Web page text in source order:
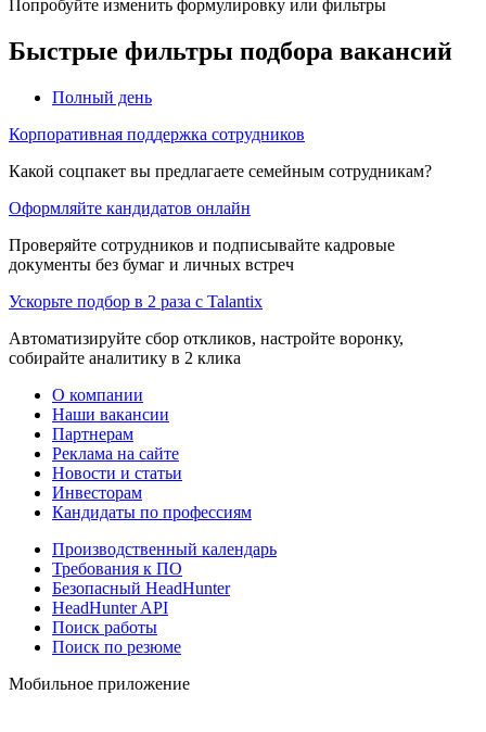
Попробуйте изменить формулировку или фильтры
Быстрые фильтры подбора вакансий
Полный день
Корпоративная поддержка сотрудников
Какой соцпакет вы предлагаете семейным сотрудникам?
Оформляйте кандидатов онлайн
Проверяйте сотрудников и подписывайте кадровые
документы без бумаг и личных встреч
Ускорьте подбор в 2 раза с Talantix
Автоматизируйте сбор откликов, настройте воронку,
собирайте аналитику в 2 клика
О компании
Наши вакансии
Партнерам
Реклама на сайте
Новости и статьи
Инвесторам
Кандидаты по профессиям
Производственный календарь
Требования к ПО
Безопасный HeadHunter
HeadHunter API
Поиск работы
Поиск по резюме
Мобильное приложение